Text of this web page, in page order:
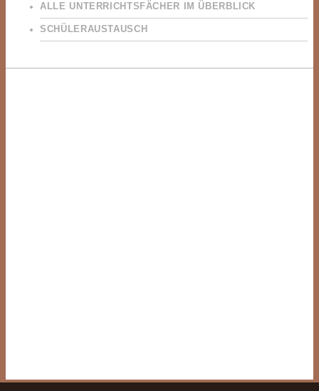
ALLE UNTERRICHTSFÄCHER IM ÜBERBLICK
SCHÜLERAUSTAUSCH